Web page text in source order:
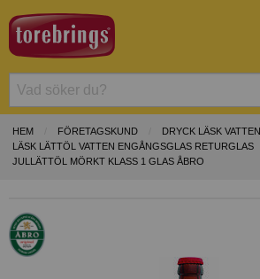
HEM FÖRETAGSKUND
DRYCK LÄSK VATTEN
LÄSK LÄTTÖL VATTEN ENGÅNGSGLAS RETURGLAS
JULLÄTTÖL MÖRKT KLASS 1 GLAS ÅBRO